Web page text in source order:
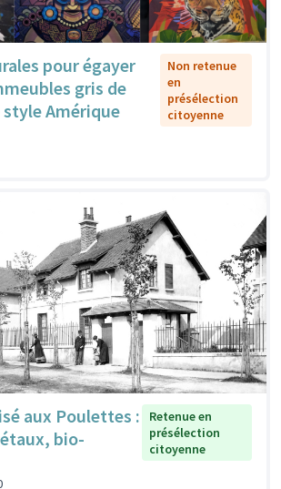
pour égayer
gris de
Amérique
Non retenue
en
présélection
citoyenne
aux Poulettes :
bio-
Retenue en
présélection
citoyenne